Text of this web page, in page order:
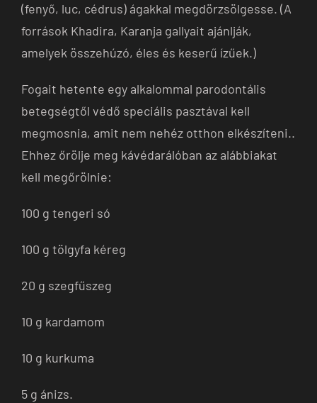
(fenyő, luc, cédrus) ágakkal megdörzsölgesse. (A
források Khadira, Karanja gallyait ajánlják,
amelyek összehúzó, éles és keserű ízűek.)
Fogait hetente egy alkalommal parodontális
betegségtől védő speciális pasztával kell
megmosnia, amit nem nehéz otthon elkészíteni..
Ehhez őrölje meg kávédarálóban az alábbiakat
kell megőrölnie:
100 g tengeri só
100 g tölgyfa kéreg
20 g szegfűszeg
10 g kardamom
10 g kurkuma
5 g ánizs.